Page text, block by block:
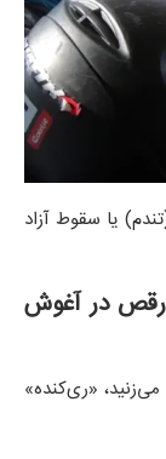
یا سقوط آزاد
رقص در آغوش
«ری‌کنده»